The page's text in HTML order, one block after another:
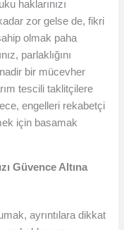
haklarınızı
zor gelse de, fikri
olmak paha
parlaklığını
bir mücevher
tescili taklitçilere
engelleri rekabetçi
için basamak
Güvence Altına
ayrıntılara dikkat